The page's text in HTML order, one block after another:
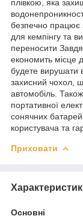
плівкою, яка
безпечно працює
для кемпінгу та
переносити
економить місце
будете вирушати в
захисний чохол,
автомобіль.
портативної
сонячних
користувача та
Приховати
Основні